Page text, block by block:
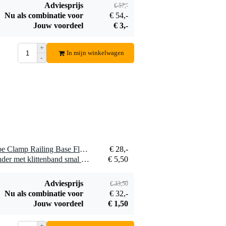
Ayra DMX
Terminator
Bestel mee
Adviesprijs € 57,-
Nu als combinatie voor
€ 54,-
Jouw voordeel
€ 3,-
+
-
In mijn winkelwagen
1 x Doughty T1320001 Pipe Clamp Railing Base Flange (Black)
€ 28,-
1 x Innox Snap 27 kabelbinder met klittenband smal zwart (10 stuks)
€ 5,50
Adviesprijs € 33,50
Nu als combinatie voor
€ 32,-
Jouw voordeel
€ 1,50